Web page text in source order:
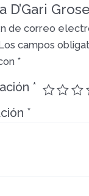
D’Gari
de correo
campos
*
*
*